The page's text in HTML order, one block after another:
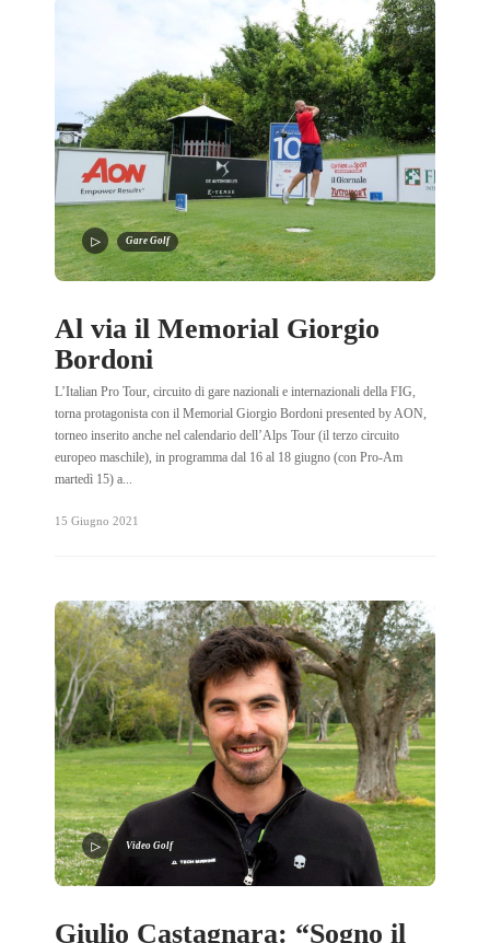
Gare Golf
Al via il Memorial Giorgio
Bordoni
L’Italian Pro Tour, circuito di gare nazionali e internazionali della FIG,
torna protagonista con il Memorial Giorgio Bordoni presented by AON,
torneo inserito anche nel calendario dell’Alps Tour (il terzo circuito
europeo maschile), in programma dal 16 al 18 giugno (con Pro-Am
martedì 15) a...
15 Giugno 2021
Video Golf
Giulio Castagnara: “Sogno il